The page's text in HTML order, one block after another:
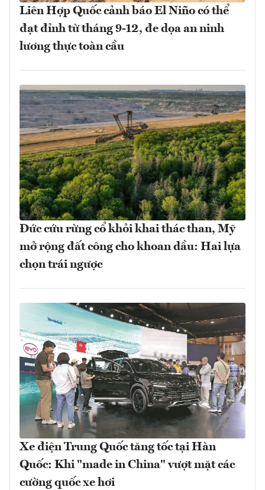
Liên Hợp Quốc cảnh báo El Niño có thể
đạt đỉnh từ tháng 9-12, đe dọa an ninh
lương thực toàn cầu
Đức cứu rừng cổ khỏi khai thác than, Mỹ
mở rộng đất công cho khoan dầu: Hai lựa
chọn trái ngược
Xe điện Trung Quốc tăng tốc tại Hàn
Quốc: Khi "made in China" vượt mặt các
cường quốc xe hơi